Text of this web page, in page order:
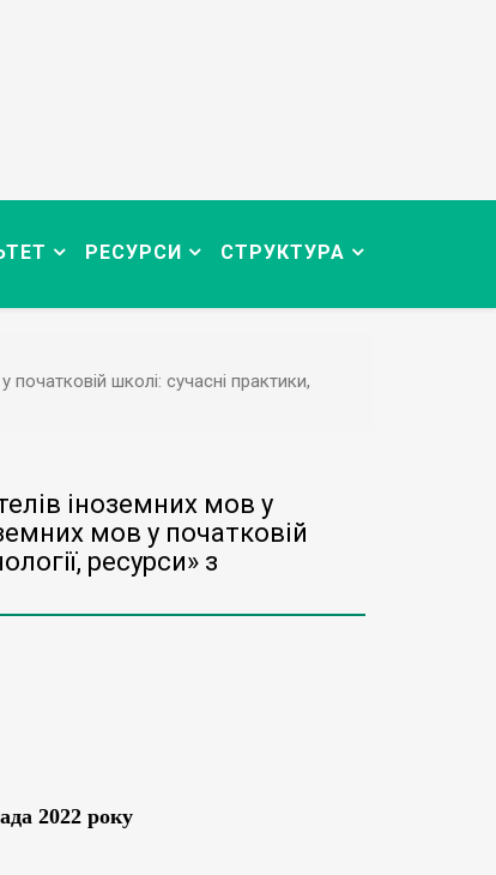
РЕСУРСИ СТРУКТУРА
школі: сучасні практики,
іноземних мов у
мов у початковій
ресурси» з
2022 року